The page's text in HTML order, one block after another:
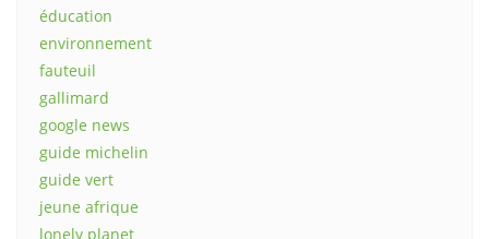
éducation
environnement
fauteuil
gallimard
google news
guide michelin
guide vert
jeune afrique
lonely planet